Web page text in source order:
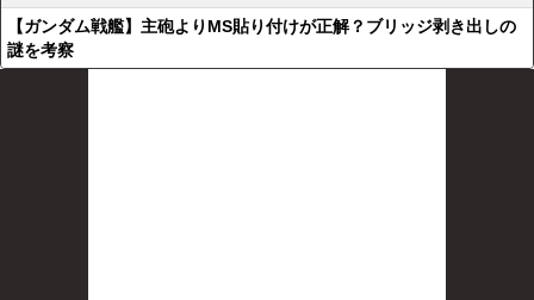
【ガンダム戦艦】主砲よりMS貼り付けが正解？ブリッジ剥き出しの
謎を考察